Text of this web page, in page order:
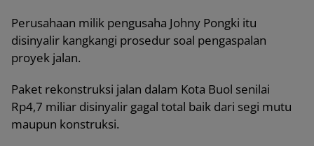
Perusahaan milik pengusaha Johny Pongki itu
disinyalir kangkangi prosedur soal pengaspalan
proyek jalan.
Paket rekonstruksi jalan dalam Kota Buol senilai
Rp4,7 miliar disinyalir gagal total baik dari segi mutu
maupun konstruksi.